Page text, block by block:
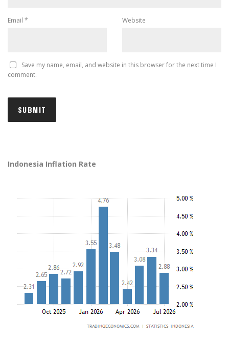
Email * Website
Save my name, email, and website in this browser for the next time I
comment.
Indonesia Inflation Rate